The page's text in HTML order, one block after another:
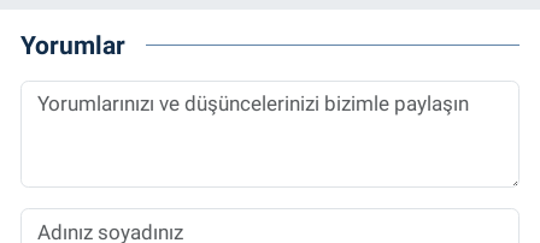
Yorumlar